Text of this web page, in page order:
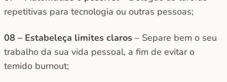
repetitivas para tecnologia ou outras pessoas;
08 – Estabeleça limites claros – Separe bem o seu
trabalho da sua vida pessoal, a fim de evitar o
temido burnout;